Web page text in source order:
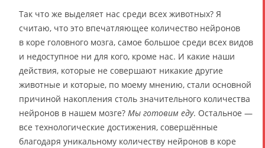
Так что же выделяет нас среди всех животных? Я
считаю, что это впечатляющее количество нейронов
в коре головного мозга, самое большое среди всех видов
и недоступное ни для кого, кроме нас. И какие наши
действия, которые не совершают никакие другие
животные и которые, по моему мнению, стали основной
причиной накопления столь значительного количества
нейронов в нашем мозге? Мы готовим еду. Остальное —
все технологические достижения, совершённые
благодаря уникальному количеству нейронов в коре